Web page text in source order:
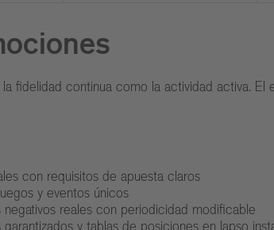
fidelidad continua como la actividad activa. El
con requisitos de apuesta claros
y eventos únicos
reales con periodicidad modificable
y tablas de posiciones en lapso